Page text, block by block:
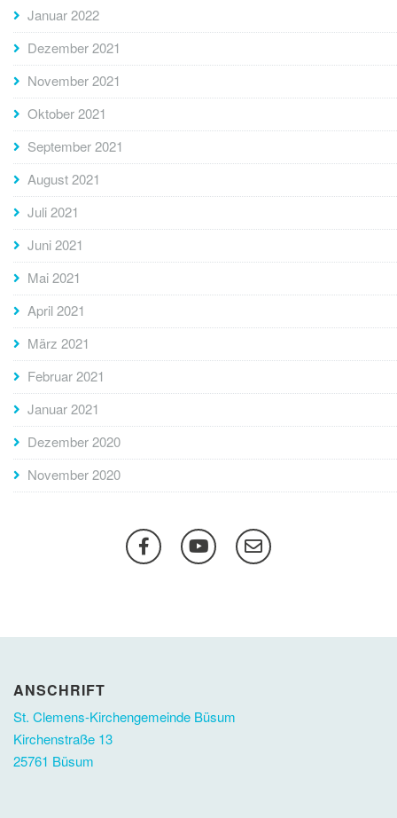
Januar 2022
Dezember 2021
November 2021
Oktober 2021
September 2021
August 2021
Juli 2021
Juni 2021
Mai 2021
April 2021
März 2021
Februar 2021
Januar 2021
Dezember 2020
November 2020
ANSCHRIFT
St. Clemens-Kirchengemeinde Büsum
Kirchenstraße 13
25761 Büsum